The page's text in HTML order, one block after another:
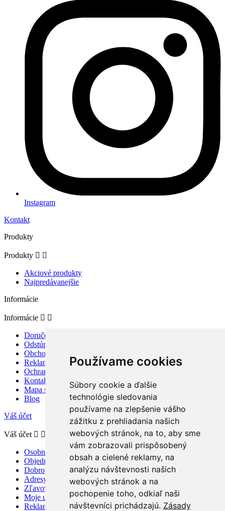
Používame cookies
Súbory cookie a ďalšie
technológie sledovania
používame na zlepšenie vášho
zážitku z prehliadania našich
webových stránok, na to, aby sme
vám zobrazovali prispôsobený
obsah a cielené reklamy, na
analýzu návštevnosti našich
webových stránok a na
pochopenie toho, odkiaľ naši
návštevníci prichádzajú. Zásady
Instagram
Kontakt
Produkty
Produkty  
Akciové produkty
Najpredávanejšie
Informácie
Informácie  
Doručenie a platba
Odstúpenie od zmluvy a reklamácia
Obchodné podmienky
Reklamačný poriadok
Ochrana osobných údajov
Kontaktujte nás
Mapa stránky
Blog
Váš účet
Váš účet  
Osobné údaje
Objednávky
Dobropisy
Adresy
Zľavové kupóny
Moje upozornenia
Reklamácie a odstúpenie od zmluvy